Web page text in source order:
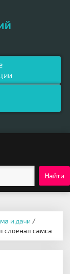
Найти
и дачи /
самса